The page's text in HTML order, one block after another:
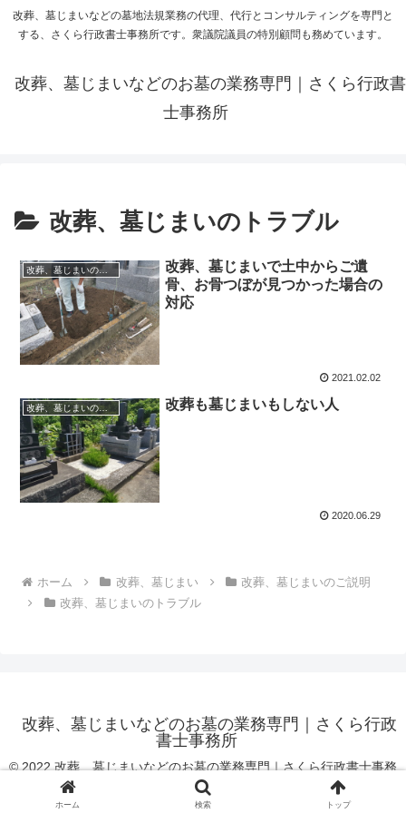
改葬、墓じまいなどの墓地法規業務の代理、代行とコンサルティングを専門と
する、さくら行政書士事務所です。衆議院議員の特別顧問も務めています。
改葬、墓じまいなどのお墓の業務専門｜さくら行政書
士事務所
改葬、墓じまいのトラブル
改葬、墓じまいのトラブル
改葬、墓じまいで土中からご遺
骨、お骨つぼが見つかった場合の
対応
2021.02.02
改葬、墓じまいのトラブル 改葬も墓じまいもしない人
2020.06.29
ホーム 改葬、墓じまい
改葬、墓じまいのご説明
改葬、墓じまいのトラブル
改葬、墓じまいなどのお墓の業務専門｜さくら行政
書士事務所
© 2022 改葬、墓じまいなどのお墓の業務専門｜さくら行政書士事務
所.
ホーム 検索 トップ